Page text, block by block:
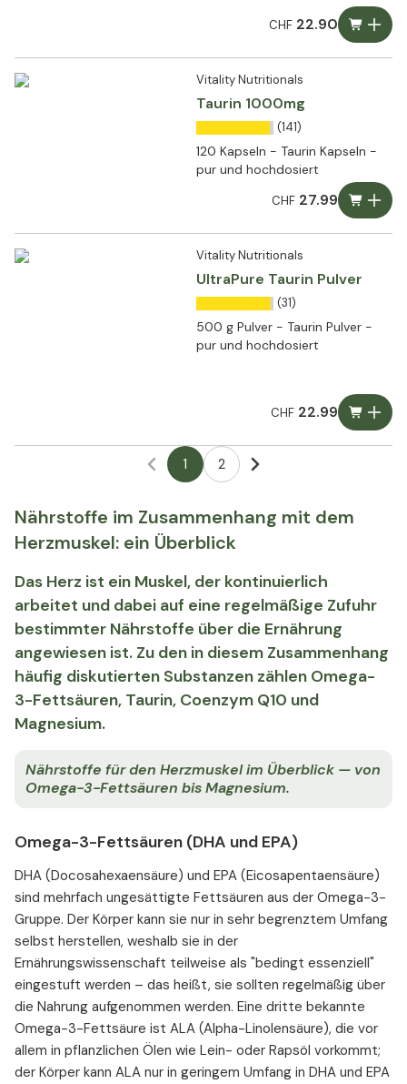
CHF22.90
Vitality Nutritionals
Taurin 1000mg
(141)
120 Kapseln - Taurin Kapseln -
pur und hochdosiert
CHF27.99
Vitality Nutritionals
UltraPure Taurin Pulver
(31)
500 g Pulver - Taurin Pulver -
pur und hochdosiert
CHF22.99
1 2
Nährstoffe im Zusammenhang mit dem
Herzmuskel: ein Überblick
Das Herz ist ein Muskel, der kontinuierlich
arbeitet und dabei auf eine regelmäßige Zufuhr
bestimmter Nährstoffe über die Ernährung
angewiesen ist. Zu den in diesem Zusammenhang
häufig diskutierten Substanzen zählen Omega-
3-Fettsäuren, Taurin, Coenzym Q10 und
Magnesium.
Nährstoffe für den Herzmuskel im Überblick — von
Omega-3-Fettsäuren bis Magnesium.
Omega-3-Fettsäuren (DHA und EPA)
DHA (Docosahexaensäure) und EPA (Eicosapentaensäure)
sind mehrfach ungesättigte Fettsäuren aus der Omega-3-
Gruppe. Der Körper kann sie nur in sehr begrenztem Umfang
selbst herstellen, weshalb sie in der
Ernährungswissenschaft teilweise als "bedingt essenziell"
eingestuft werden – das heißt, sie sollten regelmäßig über
die Nahrung aufgenommen werden. Eine dritte bekannte
Omega-3-Fettsäure ist ALA (Alpha-Linolensäure), die vor
allem in pflanzlichen Ölen wie Lein- oder Rapsöl vorkommt;
der Körper kann ALA nur in geringem Umfang in DHA und EPA